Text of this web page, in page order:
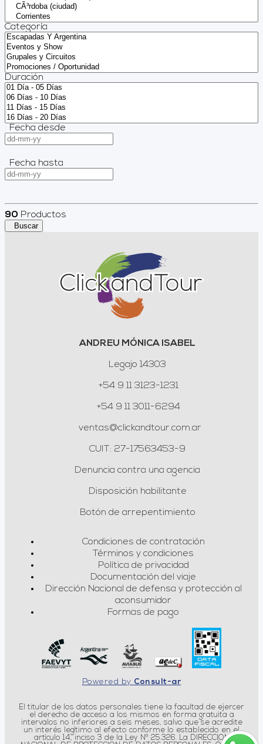
Categoría
Duración
Fecha desde
Fecha hasta
90 Productos
Buscar
ANDREU MÓNICA ISABEL
Legajo 14303
+54 9 11 3123-1231
+54 9 11 3011-6294
ventas@clickandtour.com.ar
CUIT: 27-17563453-9
Denuncia contra una agencia
Disposición habilitante
Botón de arrepentimiento
Condiciones de contratación
Términos y condiciones
Política de privacidad
Documentación del viaje
Dirección Nacional de defensa y protección al
aconsumidor
Formas de pago
Powered by Consult-ar
El titular de los datos personales tiene la facultad de ejercer
el derecho de acceso a los mismos en forma gratuita a
intervalos no inferiores a seis meses, salvo que se acredite
un interés legítimo al efecto conforme lo establecido en el
artículo 14, inciso 3 de la Ley Nº 25.326. La DIRECCION